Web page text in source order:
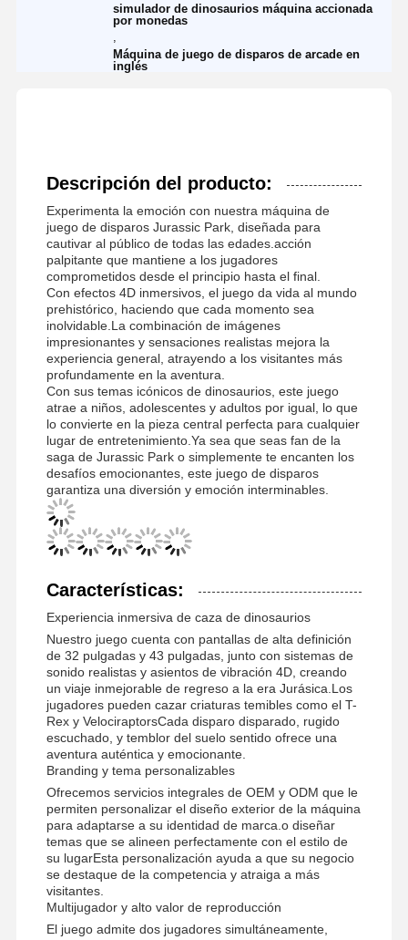
Inicio
simulador de dinosaurios máquina accionada
por monedas
Máquina de juego de disparos de arcade en
inglés
Descripción del producto:
Experimenta la emoción con nuestra máquina de
juego de disparos Jurassic Park, diseñada para
cautivar al público de todas las edades.acción
palpitante que mantiene a los jugadores
comprometidos desde el principio hasta el final.
Con efectos 4D inmersivos, el juego da vida al mundo
prehistórico, haciendo que cada momento sea
inolvidable.La combinación de imágenes
impresionantes y sensaciones realistas mejora la
experiencia general, atrayendo a los visitantes más
profundamente en la aventura.
Con sus temas icónicos de dinosaurios, este juego
atrae a niños, adolescentes y adultos por igual, lo que
lo convierte en la pieza central perfecta para cualquier
lugar de entretenimiento.Ya sea que seas fan de la
saga de Jurassic Park o simplemente te encanten los
desafíos emocionantes, este juego de disparos
garantiza una diversión y emoción interminables.
Características:
Experiencia inmersiva de caza de dinosaurios
Nuestro juego cuenta con pantallas de alta definición
de 32 pulgadas y 43 pulgadas, junto con sistemas de
sonido realistas y asientos de vibración 4D, creando
un viaje inmejorable de regreso a la era Jurásica.Los
jugadores pueden cazar criaturas temibles como el T-
Rex y VelociraptorsCada disparo disparado, rugido
escuchado, y temblor del suelo sentido ofrece una
aventura auténtica y emocionante.
Branding y tema personalizables
Ofrecemos servicios integrales de OEM y ODM que le
permiten personalizar el diseño exterior de la máquina
para adaptarse a su identidad de marca.o diseñar
temas que se alineen perfectamente con el estilo de
su lugarEsta personalización ayuda a que su negocio
se destaque de la competencia y atraiga a más
visitantes.
Multijugador y alto valor de reproducción
El juego admite dos jugadores simultáneamente,